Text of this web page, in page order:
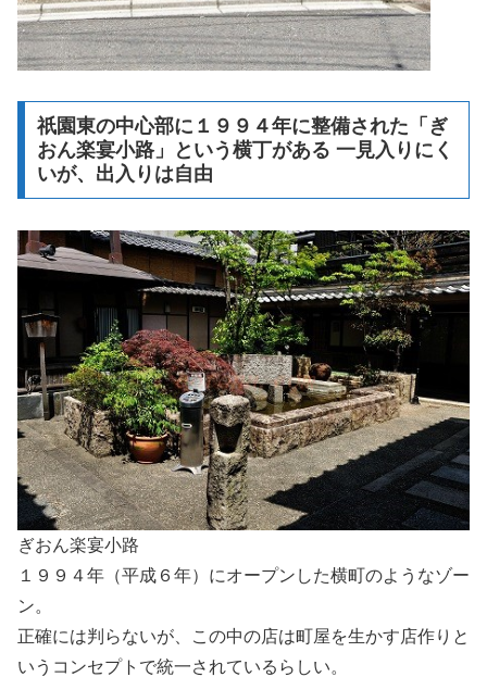
祇園東の中心部に１９９４年に整備された「ぎ
おん楽宴小路」という横丁がある 一見入りにく
いが、出入りは自由
ぎおん楽宴小路
１９９４年（平成６年）にオープンした横町のようなゾー
ン。
正確には判らないが、この中の店は町屋を生かす店作りと
いうコンセプトで統一されているらしい。